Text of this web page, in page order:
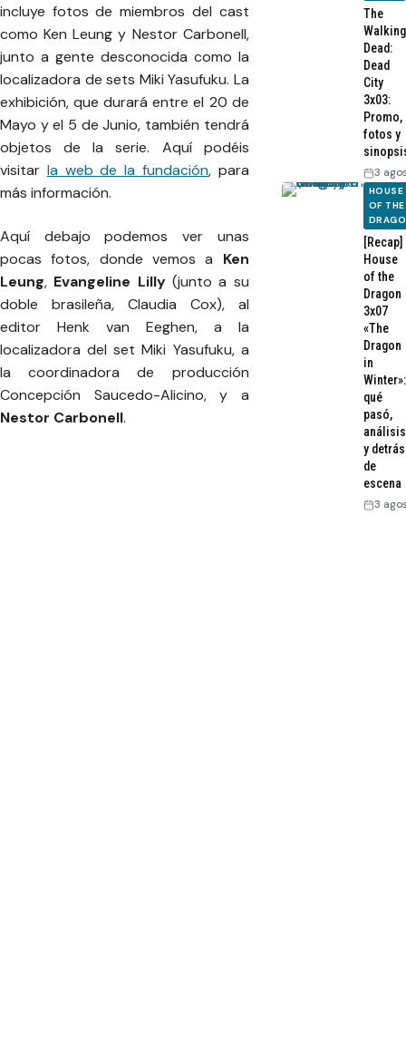
incluye fotos de miembros del cast
como Ken Leung y Nestor Carbonell,
junto a gente desconocida como la
localizadora de sets Miki Yasufuku. La
exhibición, que durará entre el 20 de
Mayo y el 5 de Junio, también tendrá
objetos de la serie. Aquí podéis
visitar la web de la fundación, para
más información.
Aquí debajo podemos ver unas
pocas fotos, donde vemos a Ken
Leung, Evangeline Lilly(junto a su
doble brasileña, Claudia Cox), al
editor Henk van Eeghen, a la
localizadora del set Miki Yasufuku, a
la coordinadora de producción
Concepción Saucedo-Alicino, y a
Nestor Carbonell.
The
Walking
Dead:
Dead
City
3x03:
Promo,
fotos y
3
HOUSE
OF THE
[Recap]
House
of the
Dragon
3x07
«The
Dragon
in
Winter»:
qué
pasó,
análisis
y detrás
de
escena
3